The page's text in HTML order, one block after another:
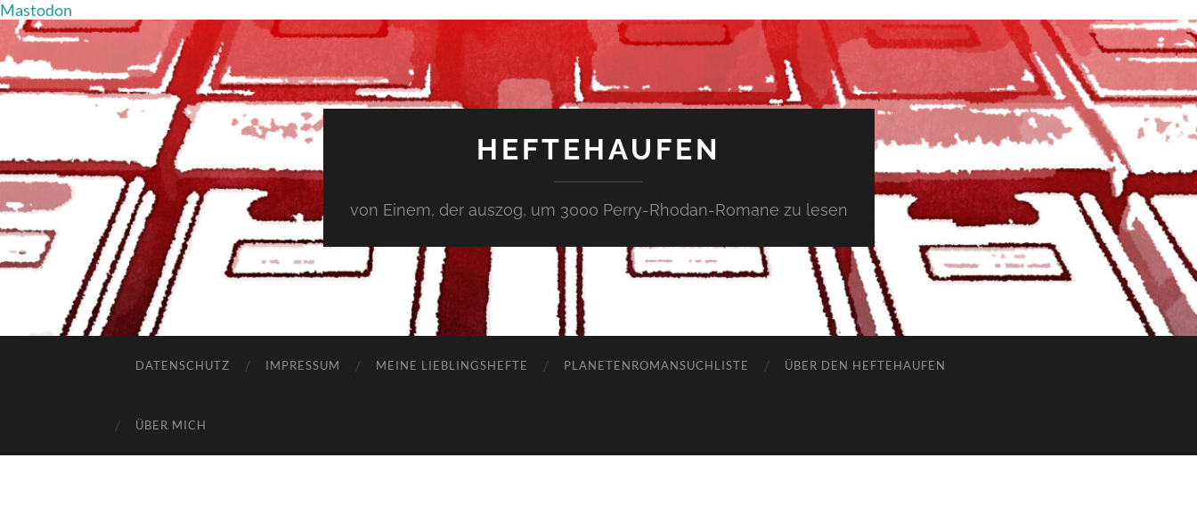
Mastodon
HEFTEHAUFEN
von Einem, der auszog, um 3000 Perry-Rhodan-Romane zu lesen
DATENSCHUTZ IMPRESSUM MEINE LIEBLINGSHEFTE PLANETENROMANSUCHLISTE ÜBER DEN HEFTEHAUFEN
ÜBER MICH